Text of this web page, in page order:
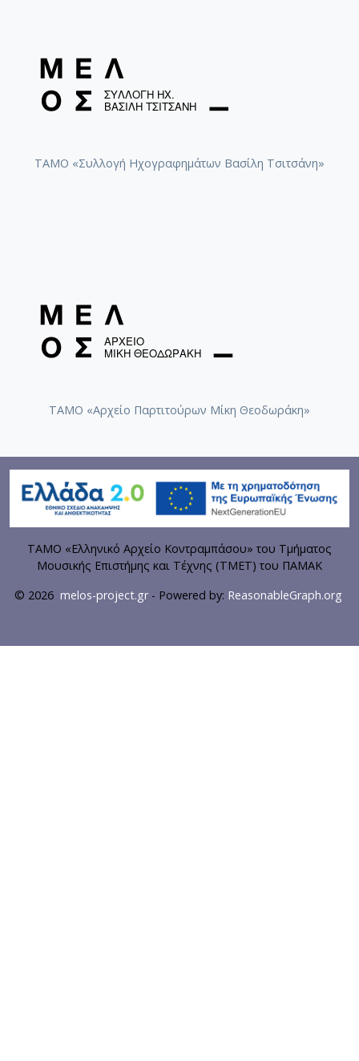
ΤΑΜΟ «Συλλογή Ηχογραφημάτων Βασίλη Τσιτσάνη»
ΤΑΜΟ «Αρχείο Παρτιτούρων Μίκη Θεοδωράκη»
ΤΑΜΟ «Ελληνικό Αρχείο Κοντραμπάσου» του Τμήματος
Μουσικής Επιστήμης και Τέχνης (ΤΜΕΤ) του ΠΑΜΑΚ
© 2026 melos-project.gr- Powered by: ReasonableGraph.org